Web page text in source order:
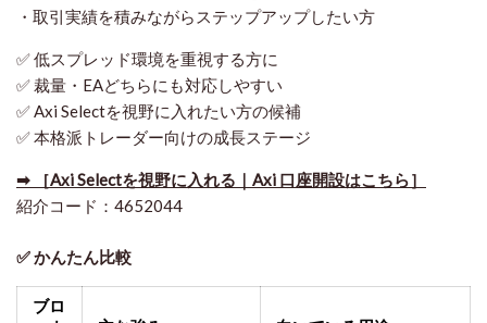
・取引実績を積みながらステップアップしたい方
✅ 低スプレッド環境を重視する方に
✅ 裁量・EAどちらにも対応しやすい
✅ Axi Selectを視野に入れたい方の候補
✅ 本格派トレーダー向けの成長ステージ
➡ ［Axi Selectを視野に入れる｜Axi 口座開設はこちら］
紹介コード：4652044
✅ かんたん比較
ブロ